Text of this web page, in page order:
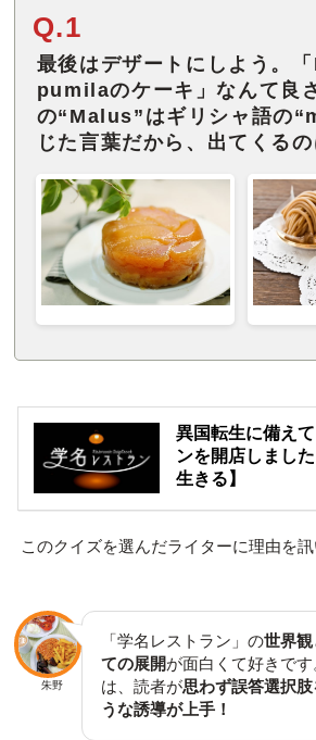
Q.1
最後はデザートにしよう。
pumilaのケーキ」なんて良
の“Malus”はギリシャ語の
じた言葉だから、出てくる
異国転生に備え
ンを開店しまし
生きる】
このクイズを選んだライターに理由を訊
朱野
「学名レストラン」の世界
ての展開が面白くて好きで
は、読者が思わず誤答選択
うな誘導が上手！